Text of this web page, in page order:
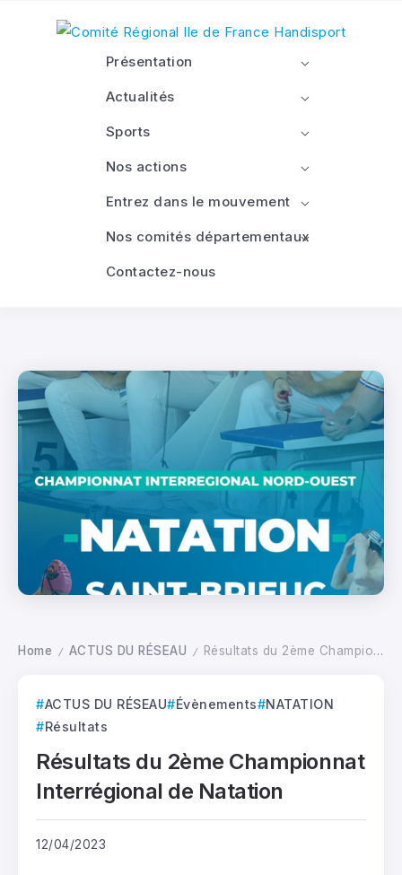
Présentation
Actualités
Sports
Nos actions
Entrez dans le mouvement
Nos comités départementaux
Contactez-nous
Home / ACTUS DU RÉSEAU / Résultats du 2ème Championnat Interrégional de Natation
ACTUS DU RÉSEAU Évènements
NATATION
Résultats
Résultats du 2ème Championnat
Interrégional de Natation
12/04/2023